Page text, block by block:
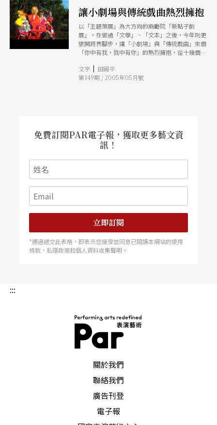
讓小劇場與傳統戲曲熱烈擁抱
以「主題策展」為大方向的兩廳院「新點子劇
展」，在做過「文學」、「文本」之後，今年則更
張開跨界腳步，讓「小劇場」與「傳統戲曲」來個
「你中有我，我中有你」的熱烈擁抱，從十幾個團
兩個年輕的表演團隊「西田社戲曲工作室」、「戲
點子工作坊」。在小劇場裡，可以看到創意十足的
文字 | 田國平
第149期 / 2005年05月號
免費訂閱PAR電子報，獲取更多藝文資
訊！
立即訂閱
*通過遞交此表格，即表示您接受並同意已閱讀本網站的使用
條款，私隱政策和個人資料收集聲明。
:::
關於我們
聯絡我們
廣告刊登
電子報